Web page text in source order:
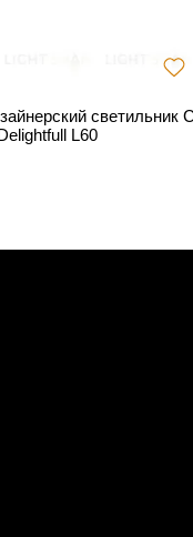
светильник C
L60